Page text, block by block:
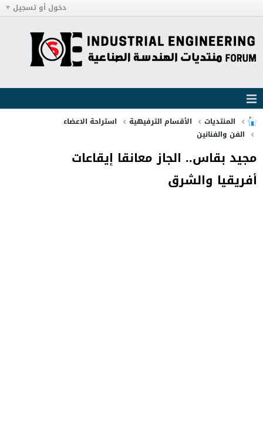
دخول أو تسجيل
المنتديات الأقسام الترفيهية
استراحة الاعضاء
الفن والفنانين
مجيد بقاس.. الجاز معانقا إيقاعات
أفريقيا والشرق